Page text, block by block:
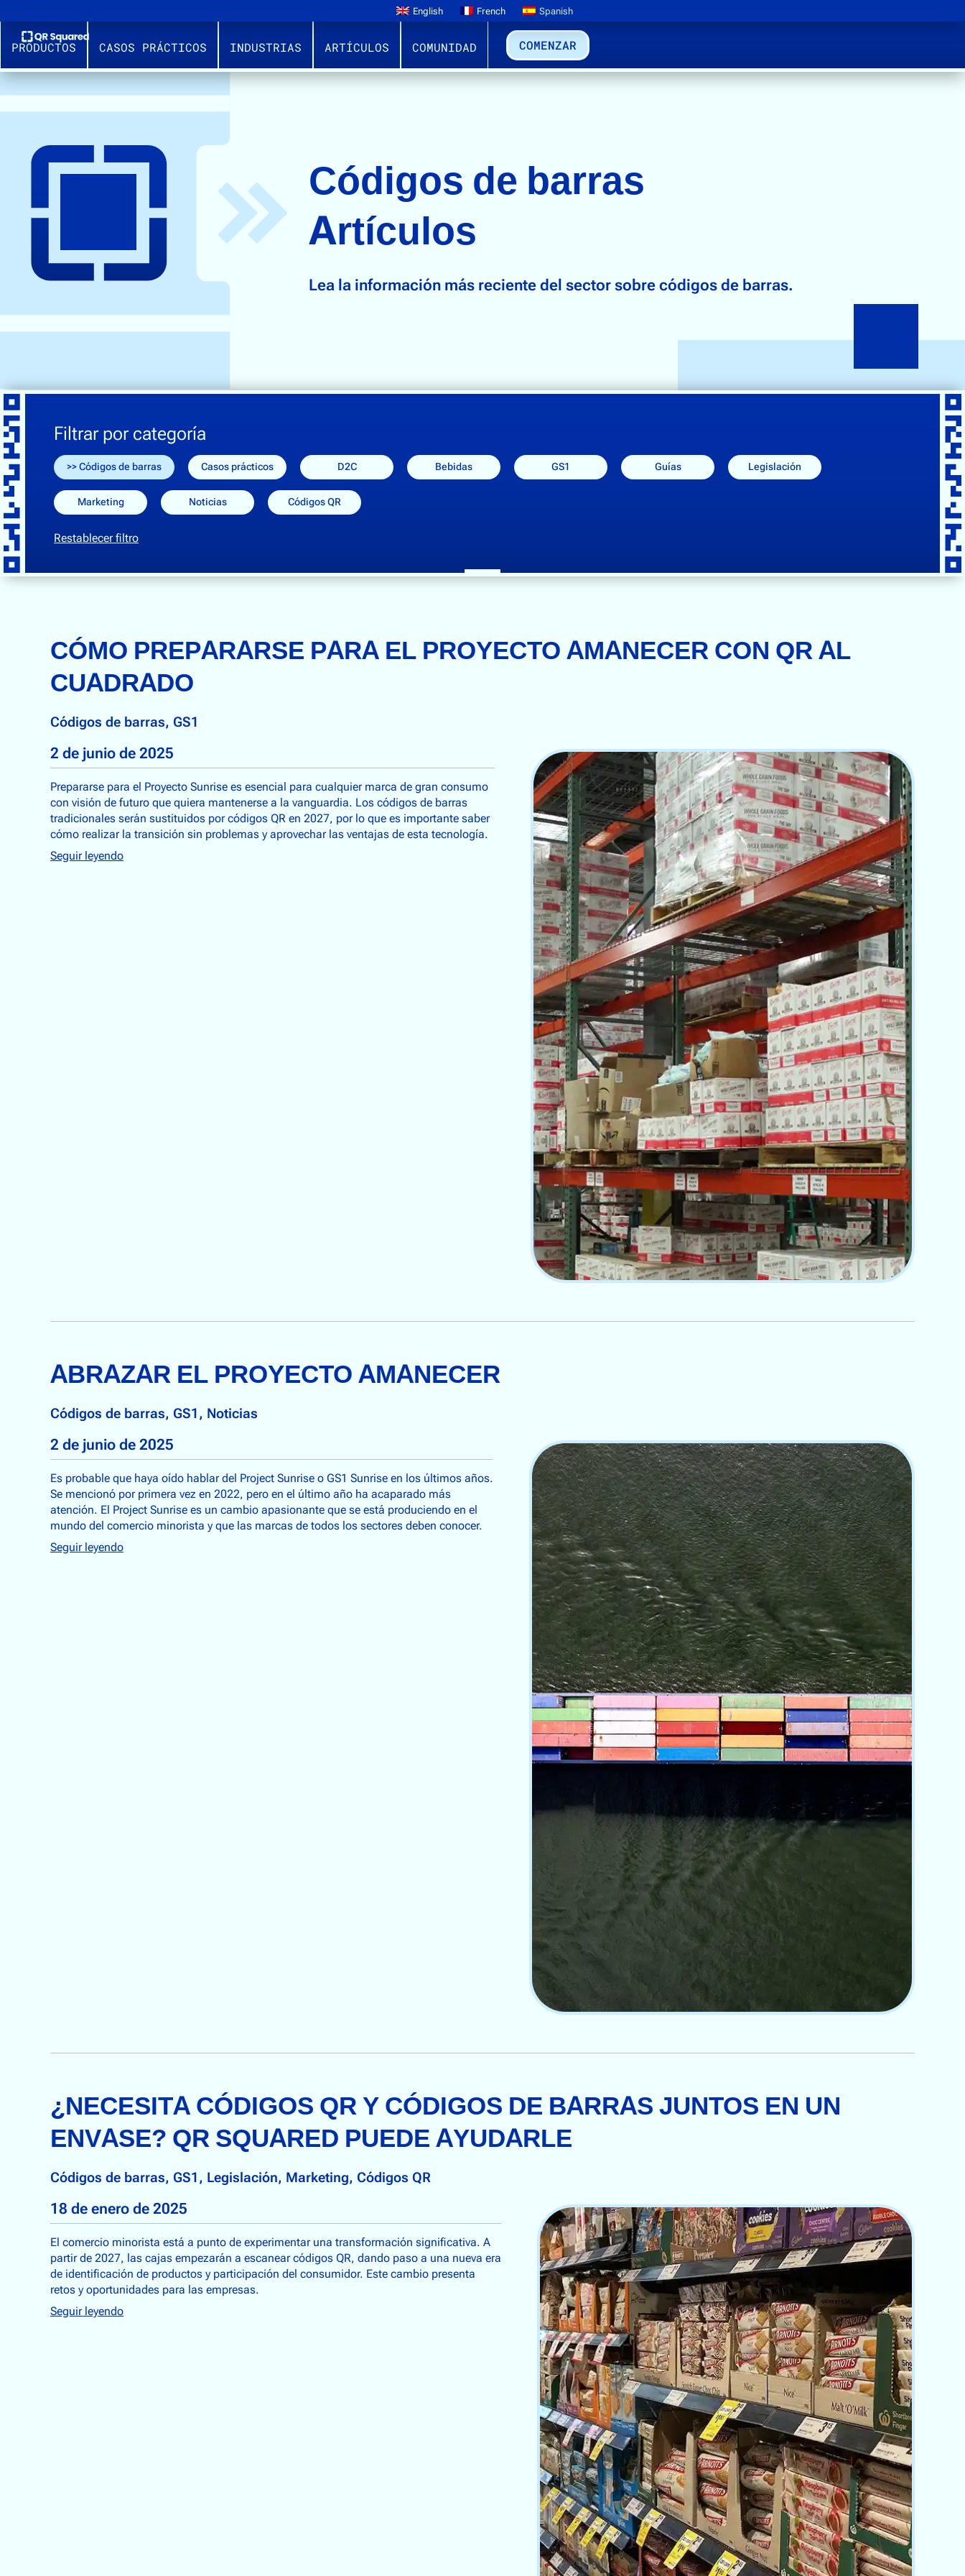
PRODUCTOS CASOS PRÁCTICOS INDUSTRIAS ARTÍCULOS COMUNIDAD
English French Spanish
COMENZAR
Códigos de barras
Artículos
Lea la información más reciente del sector sobre códigos de barras.
Filtrar por categoría
Códigos de barras Casos prácticos D2C Bebidas GS1 Guías Legislación
Marketing Noticias Códigos QR
Restablecer filtro
CÓMO PREPARARSE PARA EL PROYECTO AMANECER CON QR AL
CUADRADO
Códigos de barras, GS1
2 de junio de 2025
Prepararse para el Proyecto Sunrise es esencial para cualquier marca de gran consumo
con visión de futuro que quiera mantenerse a la vanguardia. Los códigos de barras
tradicionales serán sustituidos por códigos QR en 2027, por lo que es importante saber
cómo realizar la transición sin problemas y aprovechar las ventajas de esta tecnología.
Seguir leyendo
ABRAZAR EL PROYECTO AMANECER
Códigos de barras, GS1, Noticias
2 de junio de 2025
Es probable que haya oído hablar del Project Sunrise o GS1 Sunrise en los últimos años.
Se mencionó por primera vez en 2022, pero en el último año ha acaparado más
atención. El Project Sunrise es un cambio apasionante que se está produciendo en el
mundo del comercio minorista y que las marcas de todos los sectores deben conocer.
Seguir leyendo
¿NECESITA CÓDIGOS QR Y CÓDIGOS DE BARRAS JUNTOS EN UN
ENVASE? QR SQUARED PUEDE AYUDARLE
Códigos de barras, GS1, Legislación, Marketing, Códigos QR
18 de enero de 2025
El comercio minorista está a punto de experimentar una transformación significativa. A
partir de 2027, las cajas empezarán a escanear códigos QR, dando paso a una nueva era
de identificación de productos y participación del consumidor. Este cambio presenta
retos y oportunidades para las empresas.
Seguir leyendo